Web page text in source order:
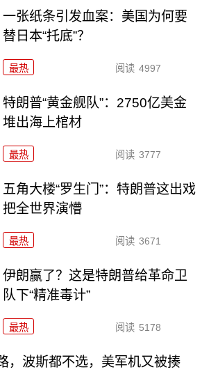
一张纸条引发血案：美国为何要
替日本“托底”？
最热 阅读 4997
特朗普“黄金舰队”：2750亿美金
堆出海上棺材
最热 阅读 3777
五角大楼“罗生门”：特朗普这出戏
把全世界演懵
最热 阅读 3671
伊朗赢了？这是特朗普给革命卫
队下“精准毒计”
最热 阅读 5178
，波斯都不选，美军机又被揍